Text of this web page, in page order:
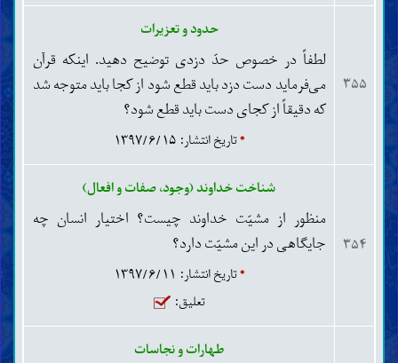
۳۵۵
حدود و تعزیرات
لطفاً در خصوص حدّ دزدی توضیح دهید. اینکه قرآن
می‌فرماید دست دزد باید قطع شود از کجا باید متوجه شد
که دقیقاً از کجای دست باید قطع شود؟
*تاریخ انتشار: ۱۳۹۷/۶/۱۵
۳۵۴
شناخت خداوند (وجود، صفات و افعال)
منظور از مشیّت خداوند چیست؟ اختیار انسان چه
جایگاهی در این مشیّت دارد؟
*تاریخ انتشار: ۱۳۹۷/۶/۱۱
تعلیق:
طهارات و نجاسات